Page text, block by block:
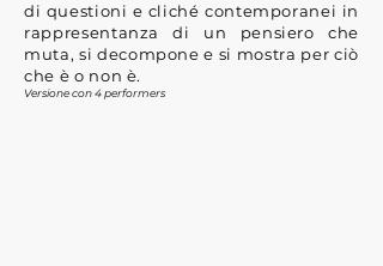
di questioni e cliché contemporanei in
rappresentanza di un pensiero che
muta, si decompone e si mostra per ciò
che è o non è.
Versione con 4 performers